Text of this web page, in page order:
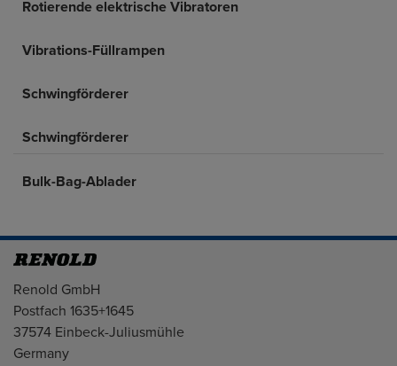
Rotierende elektrische Vibratoren
Vibrations-Füllrampen
Schwingförderer
Schwingförderer
Bulk-Bag-Ablader
Adresse
Renold GmbH
Postfach 1635+1645
37574 Einbeck-Juliusmühle
Germany